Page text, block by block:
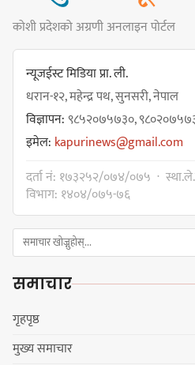
नयाँ सेउती
जोखिमको
सिलाम
किराँती
नेपाली
सुनसरीका
कोशी प्रदेशको अग्रणी अनलाइन पोर्टल
न्यूजईस्ट मिडिया प्रा. ली.
धरान-१२, महेन्द्र पथ, सुनसरी, नेपाल
विज्ञापन:९८५२०७५७३०,
इमेल: kapurinews@gmail.com
दर्ता नं: १७३२५२/०७४/०७५ ·
विभाग: १४०४/०७५-७६
समाचार
गृहपृष्ठ
मुख्य समाचार